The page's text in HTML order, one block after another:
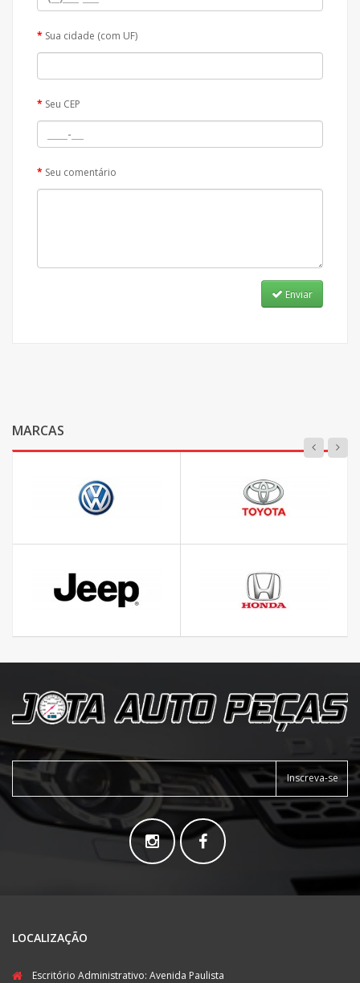
Sua cidade (com UF)
Seu CEP
Seu comentário
Enviar
MARCAS
Inscreva-se
LOCALIZAÇÃO
Escritório Administrativo: Avenida Paulista